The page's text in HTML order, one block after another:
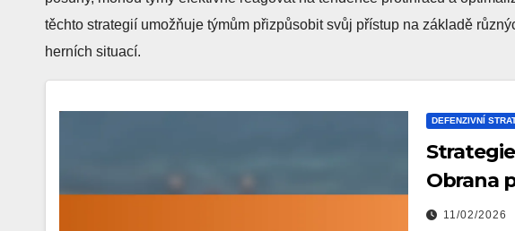
těchto strategií umožňuje týmům přizpůsobit svůj přístup na základě
herních situací.
DEFENZIVNÍ
Obrana
Rychlé
11/02/2026